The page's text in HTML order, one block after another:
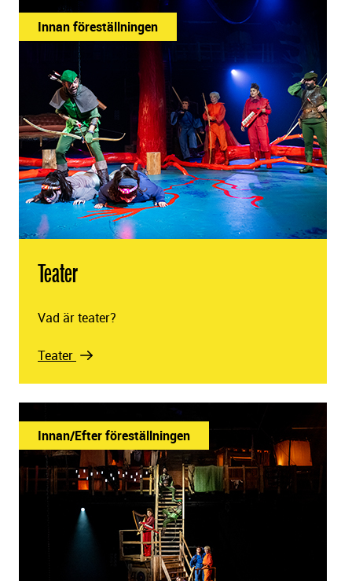
Teater
Innan föreställningen
Vad är teater?
Teater
Innan/Efter föreställningen